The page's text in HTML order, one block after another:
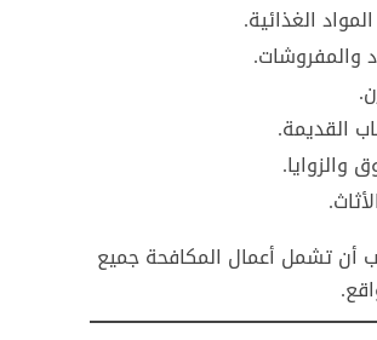
الغذائية.
والمفروشات.
القديمة.
والزوايا.
أن تشمل أعمال المكافحة جميع